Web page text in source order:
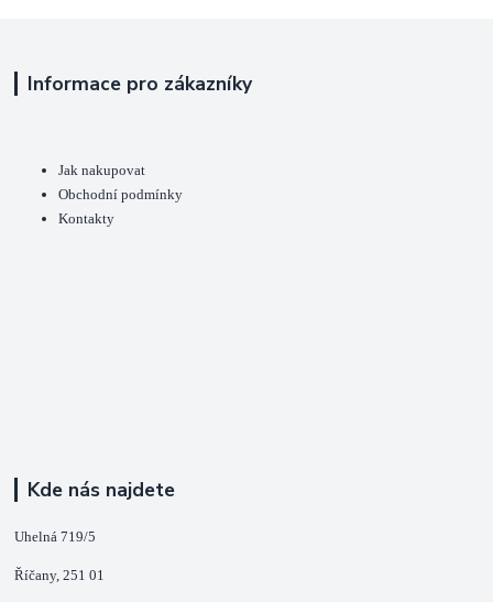
Informace pro zákazníky
Jak nakupovat
Obchodní podmínky
Kontakty
Kde nás najdete
Uhelná 719/5
Říčany, 251 01